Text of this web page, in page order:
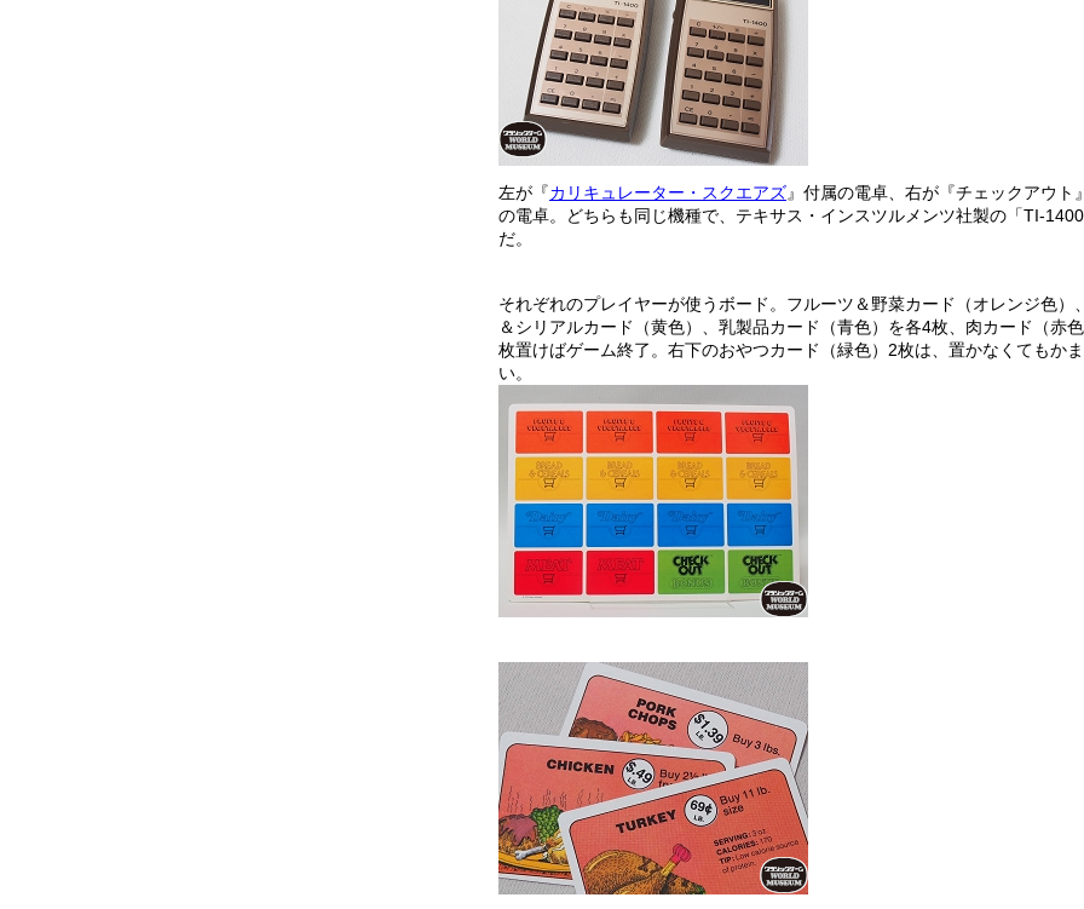
左が『カリキュレーター・スクエアズ』付属の電卓、右が『チェックアウト
の電卓。どちらも同じ機種で、テキサス・インスツルメンツ社製の「TI-1400
だ。
それぞれのプレイヤーが使うボード。フルーツ＆野菜カード（オレンジ色）
＆シリアルカード（黄色）、乳製品カード（青色）を各4枚、肉カード（赤
枚置けばゲーム終了。右下のおやつカード（緑色）2枚は、置かなくてもか
い。